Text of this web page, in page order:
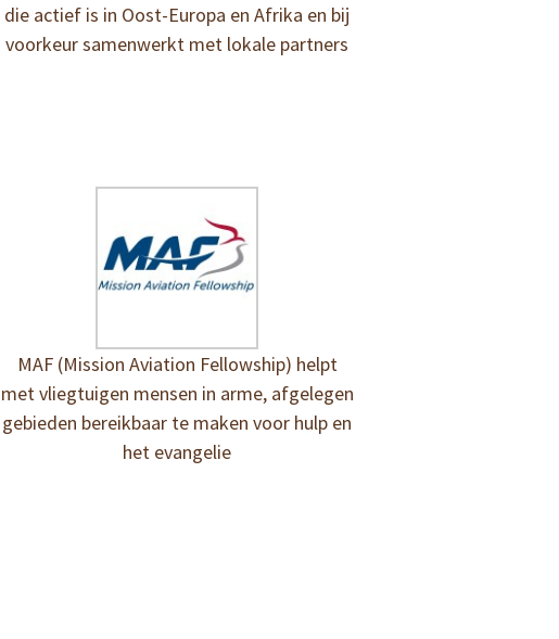
die actief is in Oost-Europa en Afrika en bij
voorkeur samenwerkt met lokale partners
MAF (Mission Aviation Fellowship) helpt
met vliegtuigen mensen in arme, afgelegen
gebieden bereikbaar te maken voor hulp en
het evangelie